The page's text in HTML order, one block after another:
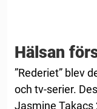
Hälsan
”Rederiet” blev
och tv-serier.
Jasmine